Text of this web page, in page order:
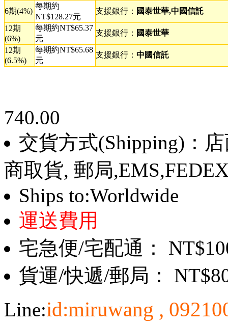
6期(4%)
每期約
NT$128.27元
支援銀行： 國泰世華,中國信託
12期
(6%)
每期約NT$65.37
元
支援銀行： 國泰世華
12期
(6.5%)
每期約NT$65.68
元
支援銀行： 中國信託
740.00
交貨方式(Shipping)：
商取貨, 郵局
Ships to:Worldwide
運送費用
宅急便/宅配通：
貨運/快遞/郵局：
Line:id:miruwang ,